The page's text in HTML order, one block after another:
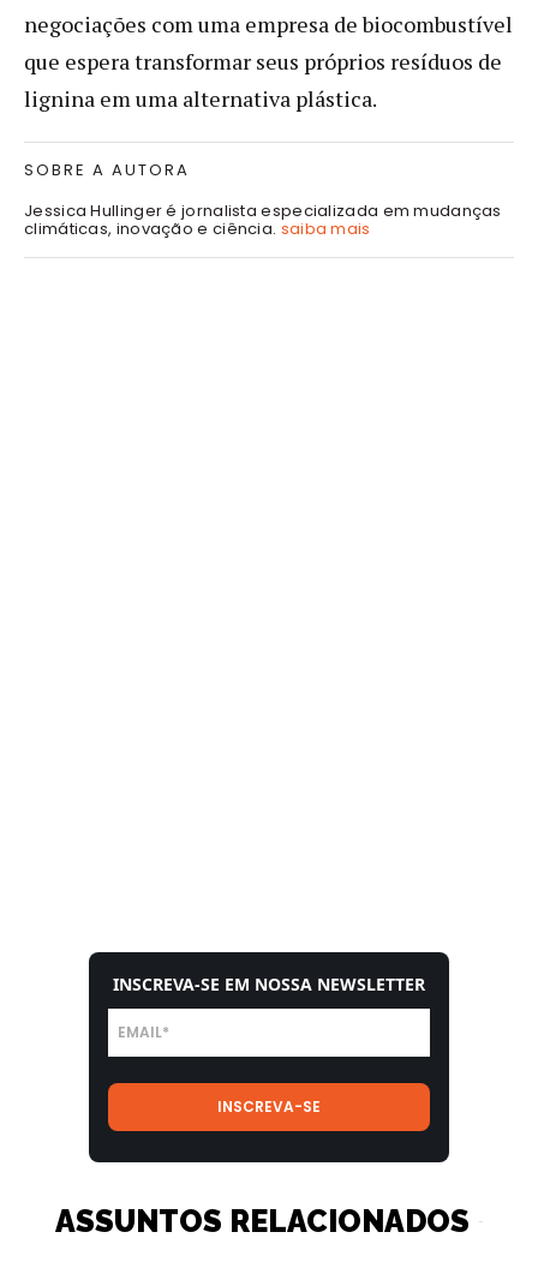
negociações com uma empresa de biocombustível
que espera transformar seus próprios resíduos de
lignina em uma alternativa plástica.
SOBRE A AUTORA
Jessica Hullinger é jornalista especializada em mudanças
climáticas, inovação e ciência. saiba mais
INSCREVA-SE EM NOSSA NEWSLETTER
ASSUNTOS RELACIONADOS